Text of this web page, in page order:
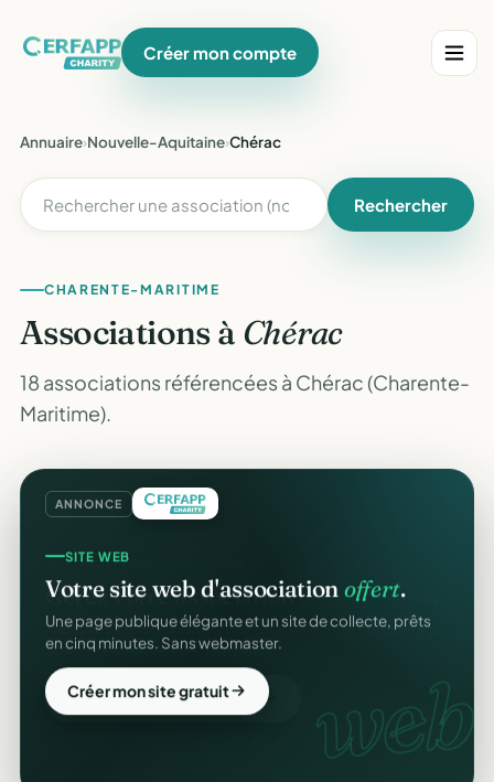
Créer mon compte
Annuaire›Nouvelle-Aquitaine›Chérac
Rechercher
CHARENTE-MARITIME
Associations à Chérac
18 associations référencées à Chérac (Charente-
Maritime).
ANNONCE
web.
SITE WEB
Votre site web d'association offert.
Une page publique élégante et un site de collecte, prêts
en cinq minutes. Sans webmaster.
Créer mon site gratuit